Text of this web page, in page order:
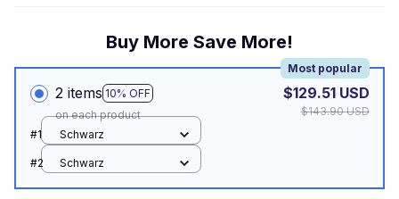
Buy More Save More!
2 items 10% OFF
Most popular
on each product
$129.51 USD
$143.90 USD
#1
Schwarz
#2 Schwarz